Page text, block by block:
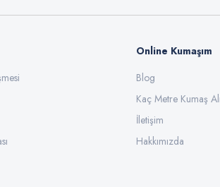
Gönder
Online Kumaşım
Blog
Kaç Metre Kumaş
İletişim
Hakkımızda